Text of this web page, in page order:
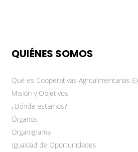
QUIÉNES SOMOS
Qué es Cooperativas Agroalimentarias
Misión y Objetivos
¿Dónde estamos?
Órganos
Organigrama
Igualdad de Oportunidades